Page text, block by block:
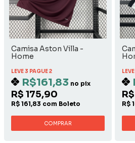
Camisa Aston Villa -
Home
LEVE 3 PAGUE 2
R$161,83 no pix
R$ 175,90
R$ 161,83 com Boleto
COMPRAR
R$